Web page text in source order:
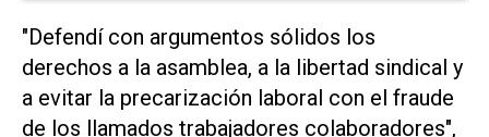
"Defendí con argumentos sólidos los
derechos a la asamblea, a la libertad sindical y
a evitar la precarización laboral con el fraude
de los llamados trabajadores colaboradores",